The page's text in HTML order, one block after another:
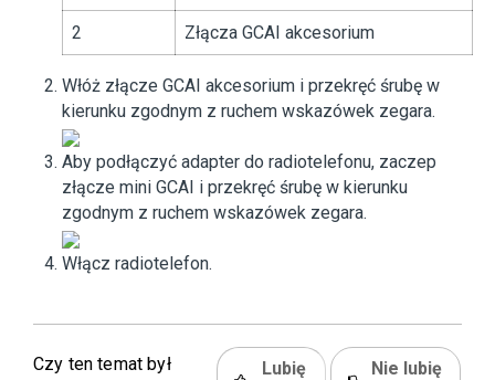
2 Złącza GCAI akcesorium
Włóż złącze GCAI akcesorium i przekręć śrubę w
kierunku zgodnym z ruchem wskazówek zegara.
Aby podłączyć adapter do radiotelefonu, zaczep
złącze mini GCAI i przekręć śrubę w kierunku
zgodnym z ruchem wskazówek zegara.
Włącz radiotelefon.
Czy ten temat był
Lubię
Nie lubię